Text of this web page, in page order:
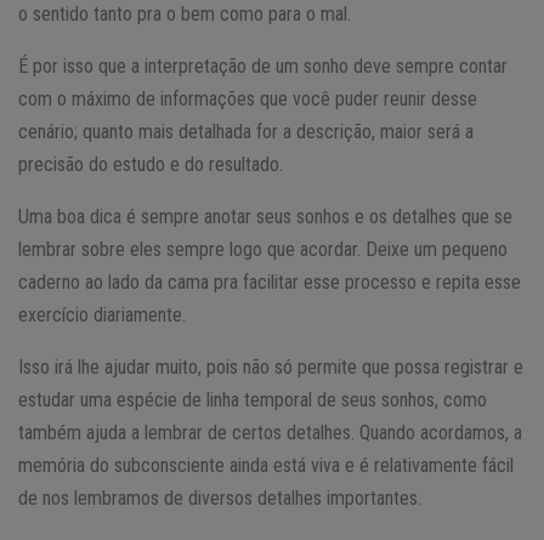
o sentido tanto pra o bem como para o mal.
É por isso que a interpretação de um sonho deve sempre contar
com o máximo de informações que você puder reunir desse
cenário; quanto mais detalhada for a descrição, maior será a
precisão do estudo e do resultado.
Uma boa dica é sempre anotar seus sonhos e os detalhes que se
lembrar sobre eles sempre logo que acordar. Deixe um pequeno
caderno ao lado da cama pra facilitar esse processo e repita esse
exercício diariamente.
Isso irá lhe ajudar muito, pois não só permite que possa registrar e
estudar uma espécie de linha temporal de seus sonhos, como
também ajuda a lembrar de certos detalhes. Quando acordamos, a
memória do subconsciente ainda está viva e é relativamente fácil
de nos lembramos de diversos detalhes importantes.